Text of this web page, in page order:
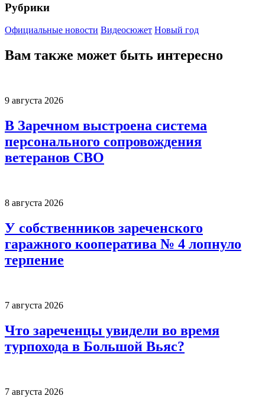
Рубрики
Официальные новости Видеосюжет Новый год
Вам также может быть интересно
9 августа 2026
В Заречном выстроена система
персонального сопровождения
ветеранов СВО
8 августа 2026
У собственников зареченского
гаражного кооператива № 4 лопнуло
терпение
7 августа 2026
Что зареченцы увидели во время
турпохода в Большой Вьяс?
7 августа 2026